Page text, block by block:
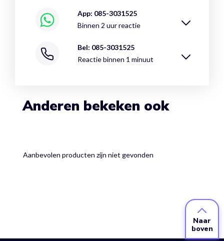
App: 085-3031525
Binnen 2 uur reactie
Bel: 085-3031525
Reactie binnen 1 minuut
Anderen bekeken ook
Aanbevolen producten zijn niet gevonden
Naar
boven